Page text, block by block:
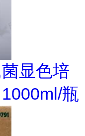
显色培
瓶